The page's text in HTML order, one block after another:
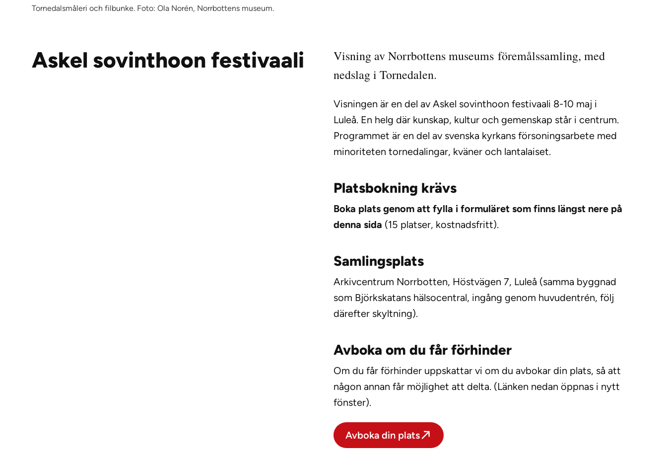
Tornedalsmåleri och filbunke. Foto: Ola Norén, Norrbottens museum.
Askel sovinthoon festivaali
Visning av Norrbottens museums föremålssamling, med
nedslag i Tornedalen.
Visningen är en del av Askel sovinthoon festivaali 8-10 maj i
Luleå. En helg där kunskap, kultur och gemenskap står i centrum.
Programmet är en del av svenska kyrkans försoningsarbete med
minoriteten tornedalingar, kväner och lantalaiset.
Platsbokning krävs
Boka plats genom att fylla i formuläret som finns längst nere på
denna sida (15 platser, kostnadsfritt).
Samlingsplats
Arkivcentrum Norrbotten, Höstvägen 7, Luleå (samma byggnad
som Björkskatans hälsocentral, ingång genom huvudentrén, följ
därefter skyltning).
Avboka om du får förhinder
Om du får förhinder uppskattar vi om du avbokar din plats, så att
någon annan får möjlighet att delta. (Länken nedan öppnas i nytt
fönster).
Avboka din plats